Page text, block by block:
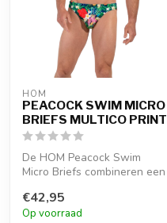
HOM
PEACOCK SWIM MICRO
BRIEFS MULTICO PRINT
De HOM Peacock Swim
Micro Briefs combineren een
levendig...
€42,95
Op voorraad